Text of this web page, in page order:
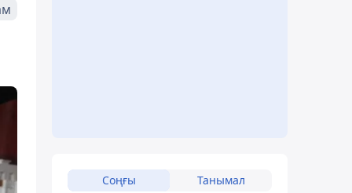
Соңғы Танымал